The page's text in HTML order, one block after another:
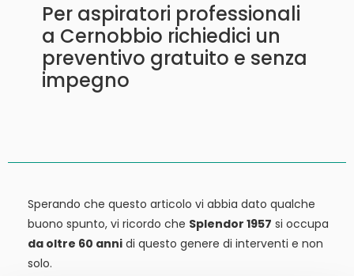
Per aspiratori professionali
a Cernobbio richiedici un
preventivo gratuito e senza
impegno
Sperando che questo articolo vi abbia dato qualche
buono spunto, vi ricordo che Splendor 1957 si occupa
da oltre 60 anni di questo genere di interventi e non
solo.